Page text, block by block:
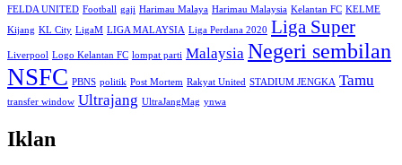
FELDA UNITED Football gaji Harimau Malaya Harimau Malaysia Kelantan FC KELME
Kijang KL City LigaM LIGA MALAYSIA Liga Perdana 2020 Liga Super
Liverpool Logo Kelantan FC lompat parti Malaysia Negeri sembilan
NSFC PBNS politik Post Mortem Rakyat United STADIUM JENGKA Tamu
transfer window Ultrajang UltraJangMag ynwa
Iklan